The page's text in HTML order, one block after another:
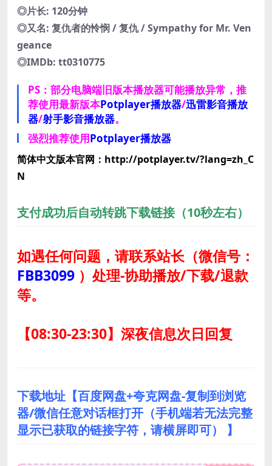
◎片长: 120分钟
◎又名: 复仇者的怜悯 / 复仇 / Sympathy for Mr. Ven
geance
◎IMDb: tt0310775
PS：部分电脑端旧版本播放器可能播放异常，推
荐使用最新版本Potplayer播放器/迅雷影音播放
器/射手影音播放器。
强烈推荐使用Potplayer播放器
简体中文版本官网：http://potplayer.tv/?lang=zh_C
N
支付成功后自动转跳下载链接（10秒左右）
如遇任何问题，请联系站长（微信号：
FBB3099 ） 处理-协助播放/下载/退款
等。
【08:30-23:30】深夜信息次日回复
下载地址【百度网盘+夸克网盘-复制到浏览
器/微信任意对话框打开（手机端若无法完整
显示已获取的链接字符，请横屏即可） 】